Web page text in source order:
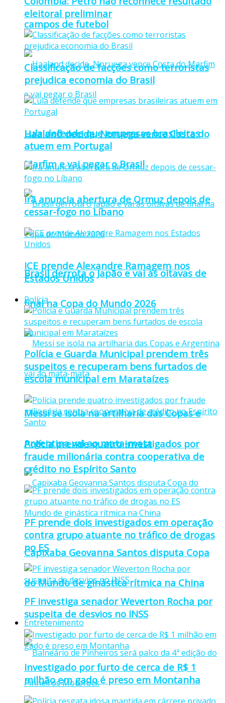
campos de futebol
Haaland decide, Noruega vence Costa do
Marfim e vai pegar o Brasil
Brasil derrota o Japão e vai às oitavas de
final na Copa do Mundo 2026
Messi se isola na artilharia das Copas e
Argentina vai ao mata-mata
Capixaba Geovanna Santos disputa Copa
do Mundo de ginástica rítmica na China
Entretenimento
eleitoral preliminar
Classificação de facções como terroristas
prejudica economia do Brasil
Lula defende que empresas brasileiras
atuem em Portugal
Irã anuncia abertura de Ormuz depois de
cessar-fogo no Líbano
ICE prende Alexandre Ramagem nos
Estados Unidos
Polícia
Polícia e Guarda Municipal prendem três
suspeitos e recuperam bens furtados de
escola municipal em Marataízes
Polícia prende quatro investigados por
fraude milionária contra cooperativa de
crédito no Espírito Santo
PF prende dois investigados em operação
contra grupo atuante no tráfico de drogas
no ES
PF investiga senador Weverton Rocha por
suspeita de desvios no INSS
Investigado por furto de cerca de R$ 1
milhão em gado é preso em Montanha